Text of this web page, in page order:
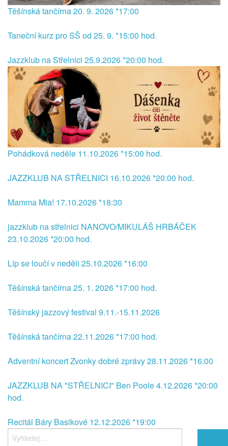
Těšínská tančírna 20. 9. 2026 *17:00
Taneční kurz pro SŠ od 25. 9. *15:00 hod.
Jazzklub na Střelnici 25.9.2026 *20:00 hod.
Pohádková neděle 11.10.2026 *15:00 hod.
JAZZKLUB NA STŘELNICI 16.10.2026 *20:00 hod.
Mamma Mia! 17.10.2026 *18:30
jazzklub na střelnici NANOVO/MIKULÁŠ HRBÁČEK
23.10.2026 *20:00 hod.
Líp se loučí v neděli 25.10.2026 *16:00
Těšínská tančírna 25. 1. 2026 *17:00 hod.
Těšínský jazzový festival 9.11.-15.11.2026
Těšínská tančírna 22.11.2026 *17:00 hod.
Adventní koncert Zvonky dobré zprávy 28.11.2026 *16:00
JAZZKLUB NA "STŘELNICI" Ben Poole 4.12.2026 *20:00
hod.
Recitál Báry Basikové 12.12.2026 *19:00